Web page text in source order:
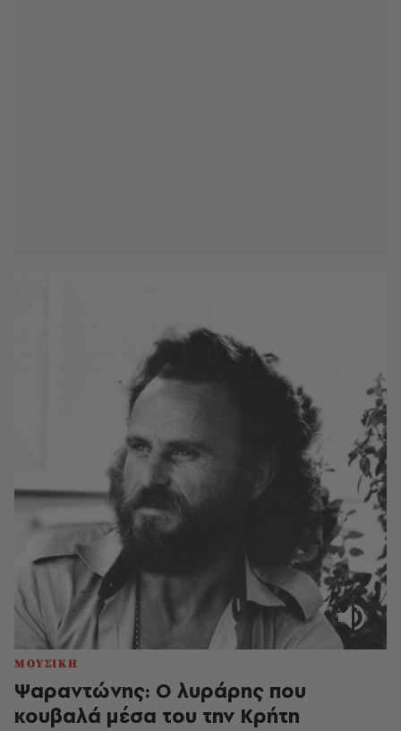
ΜΟΥΣΙΚΗ
Ψαραντώνης: Ο λυράρης που
κουβαλά μέσα του την Κρήτη